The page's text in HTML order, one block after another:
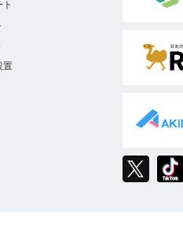
置